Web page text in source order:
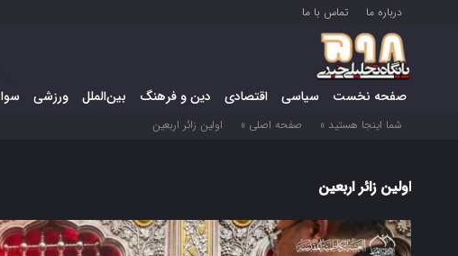
درباره ما تماس با ما
صفحه نخست سیاسی اقتصادی دین و فرهنگ بین‌الملل ورزشی
شما اینجا هستید »
صفحه اصلی » اولین زائر اربعین
اولین زائر اربعین